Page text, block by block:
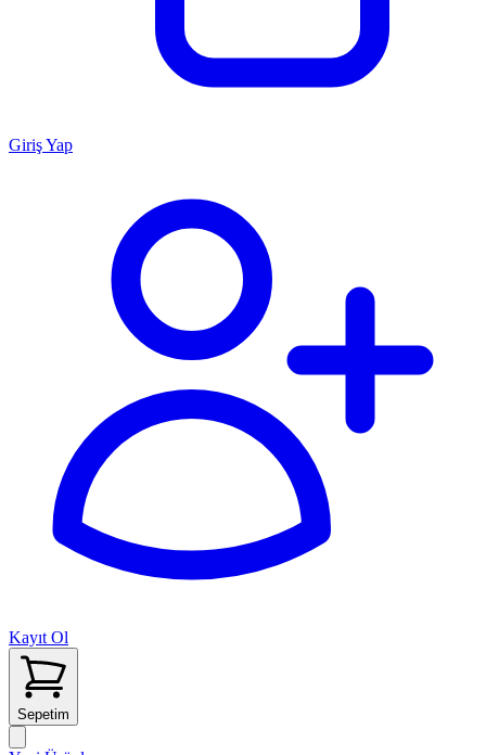
Giriş Yap
Kayıt Ol
Sepetim